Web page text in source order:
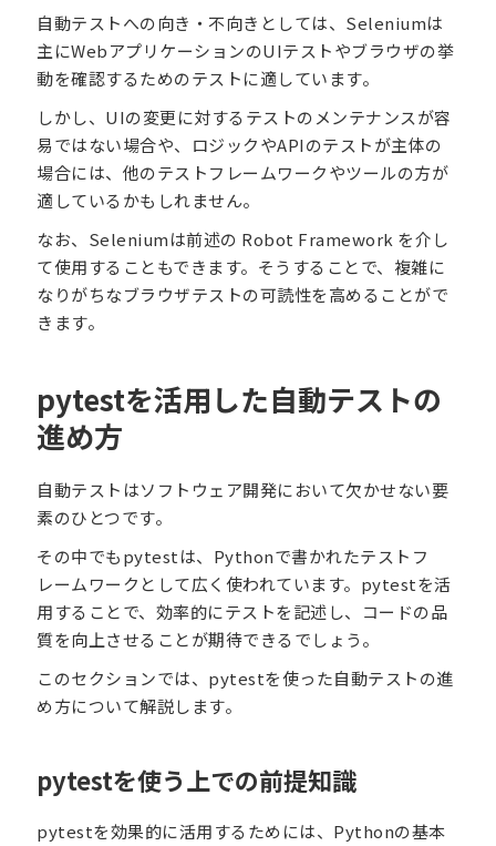
自動テストへの向き・不向きとしては、Seleniumは
主にWebアプリケーションのUIテストやブラウザの挙
動を確認するためのテストに適しています。
しかし、UIの変更に対するテストのメンテナンスが容
易ではない場合や、ロジックやAPIのテストが主体の
場合には、他のテストフレームワークやツールの方が
適しているかもしれません。
なお、Seleniumは前述の Robot Framework を介し
て使用することもできます。そうすることで、複雑に
なりがちなブラウザテストの可読性を高めることがで
きます。
pytestを活用した自動テストの
進め方
自動テストはソフトウェア開発において欠かせない要
素のひとつです。
その中でもpytestは、Pythonで書かれたテストフ
レームワークとして広く使われています。pytestを活
用することで、効率的にテストを記述し、コードの品
質を向上させることが期待できるでしょう。
このセクションでは、pytestを使った自動テストの進
め方について解説します。
pytestを使う上での前提知識
pytestを効果的に活用するためには、Pythonの基本